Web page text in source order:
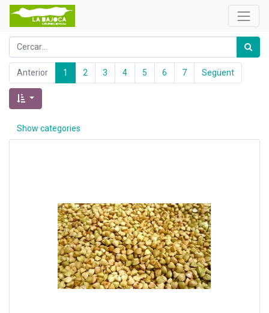
Anterior 1 2 3 4 5 6 7 Següent
Show categories